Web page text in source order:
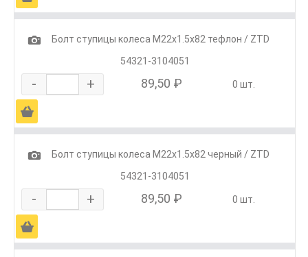
1
Болт ступицы колеса М22х1.5х82 тефлон / ZTD
54321-3104051
- + 89,50 ₽ 0 шт.
Ä
1
Болт ступицы колеса М22х1.5х82 черный / ZTD
54321-3104051
- + 89,50 ₽ 0 шт.
Ä